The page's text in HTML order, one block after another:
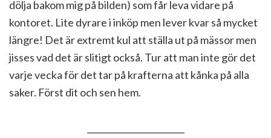
dölja bakom mig på bilden) som får leva vidare på
kontoret. Lite dyrare i inköp men lever kvar så mycket
längre! Det är extremt kul att ställa ut på mässor men
jisses vad det är slitigt också. Tur att man inte gör det
varje vecka för det tar på krafterna att kånka på alla
saker. Först dit och sen hem.